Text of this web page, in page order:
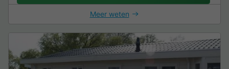
Meer weten